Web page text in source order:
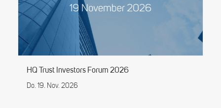
HQ Trust Investors Forum 2026
Do. 19. Nov. 2026